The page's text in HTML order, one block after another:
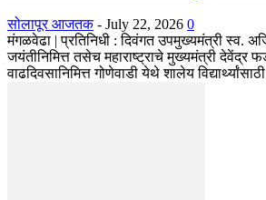
सोलापूर आजतक - July 22, 2026 0
मंगळवेढा | प्रतिनिधी : दिवंगत उपमुख्यमंत्री स्व.
जयंतीनिमित्त तसेच महाराष्ट्राचे मुख्यमंत्री देवेंद्र
वाढदिवसानिमित्त गोणेवाडी येथे शालेय